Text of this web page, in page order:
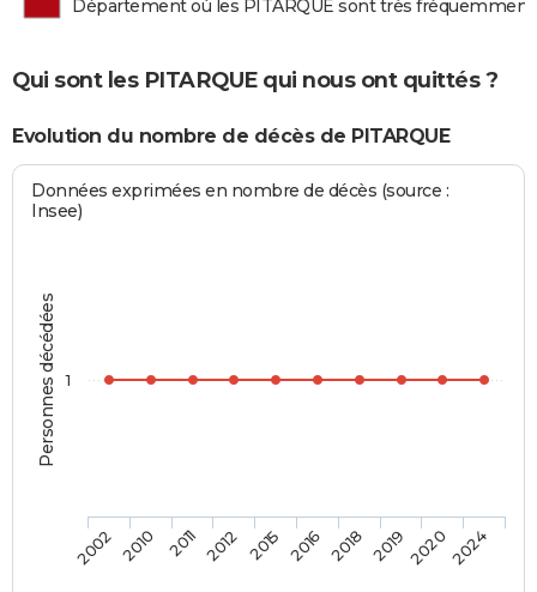
Département où les PITARQUE sont très fréquemment
Qui sont les PITARQUE qui nous ont quittés ?
Evolution du nombre de décès de PITARQUE
Personnes décédées
Données exprimées en nombre de décès (source :
Insee)
2002 2010 2011 2012 2015 2016 2018 201920202024
1